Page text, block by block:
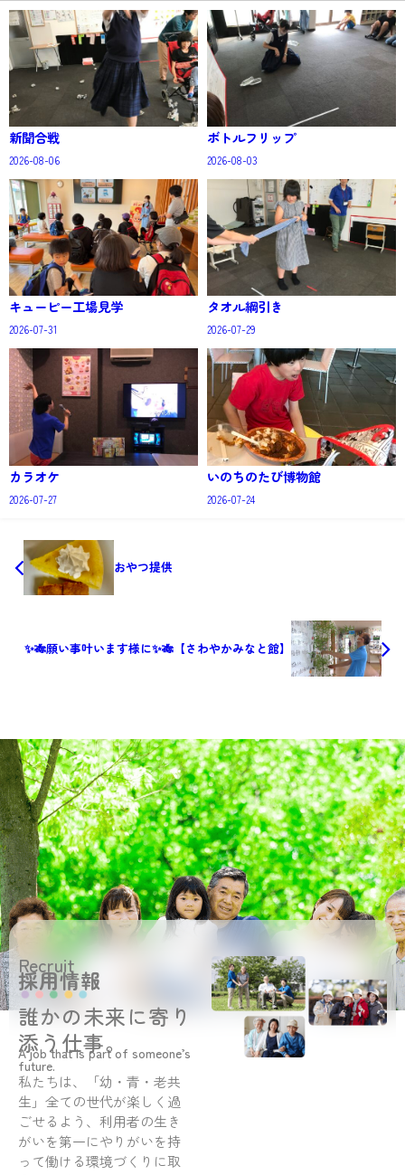
新聞合戦
2026-08-06
ボトルフリップ
2026-08-03
キューピー工場見学
2026-07-31
タオル綱引き
2026-07-29
カラオケ
2026-07-27
いのちのたび博物館
2026-07-24
おやつ提供
✨🎋願い事叶います様に✨🎋【さわやかみなと館】
Recruit
採用情報
誰かの未来に寄り
添う仕事。
A job that is part of someone’s
future.
私たちは、「幼・青・老共
生」全ての世代が楽しく過
ごせるよう、利用者の生き
がいを第一にやりがいを持
って働ける環境づくりに取